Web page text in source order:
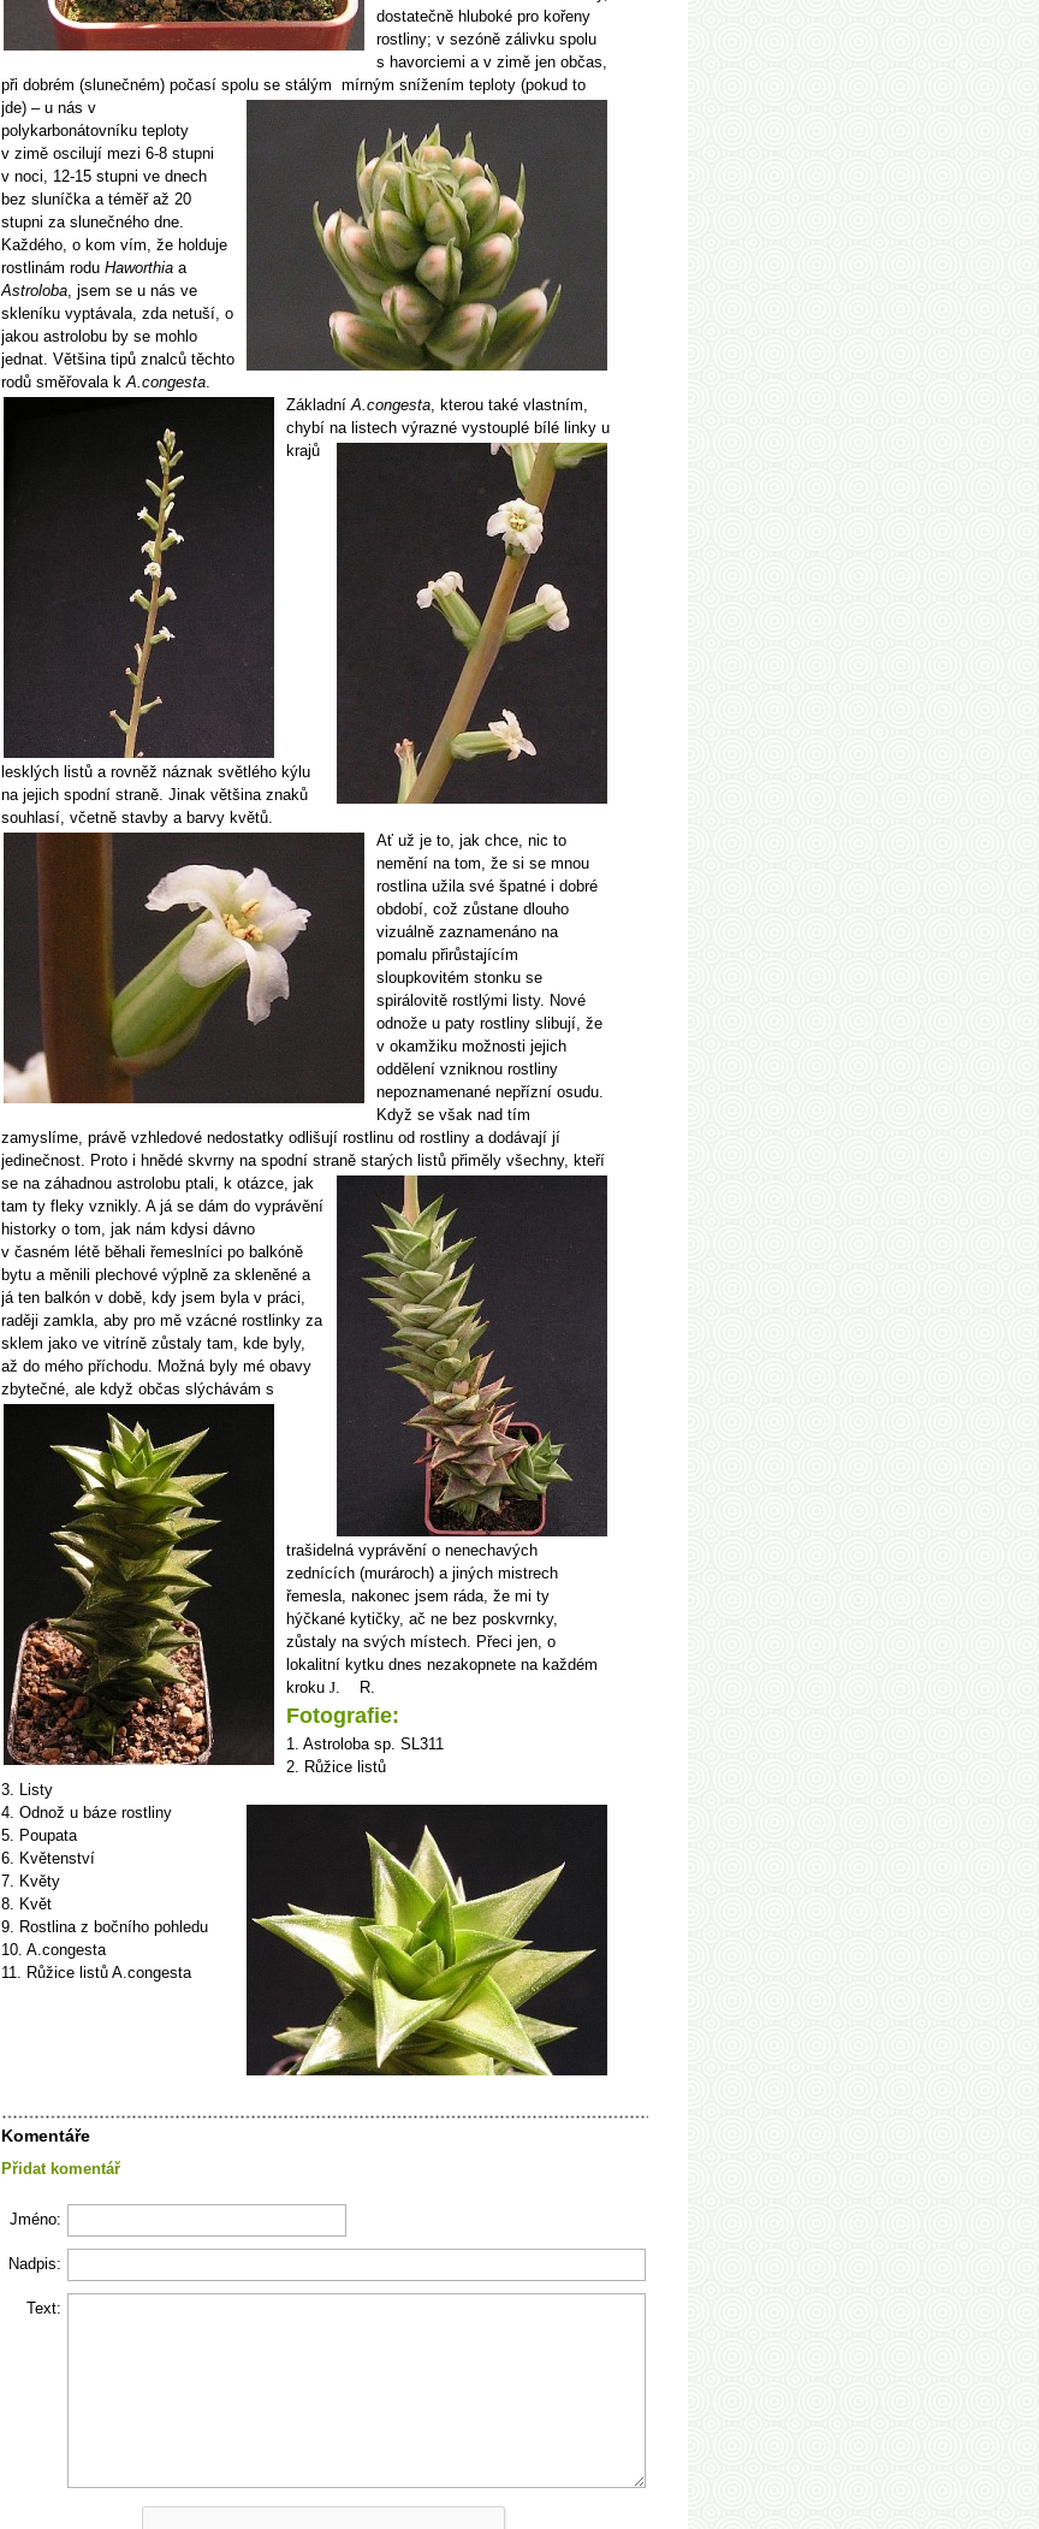
dostatečně hluboké pro kořeny
rostliny; v sezóně zálivku spolu
s havorciemi a v zimě jen občas,
při dobrém (slunečném) počasí spolu se stálým mírným snížením teploty (pokud to
jde) – u nás v
polykarbonátovníku teploty
v zimě oscilují mezi 6-8 stupni
v noci, 12-15 stupni ve dnech
bez sluníčka a téměř až 20
stupni za slunečného dne.
Každého, o kom vím, že holduje
rostlinám rodu Haworthia a
Astroloba, jsem se u nás ve
skleníku vyptávala, zda netuší, o
jakou astrolobu by se mohlo
jednat. Většina tipů znalců těchto
rodů směřovala kA.congesta.
ZákladníA.congesta, kterou také vlastním,
chybí na listech výrazné vystouplé bílé linky u
krajů
lesklých listů a rovněž náznak světlého kýlu
na jejich spodní straně. Jinak většina znaků
souhlasí, včetně stavby a barvy květů.
Ať už je to, jak chce, nic to
nemění na tom, že si se mnou
rostlina užila své špatné i dobré
období, což zůstane dlouho
vizuálně zaznamenáno na
pomalu přirůstajícím
sloupkovitém stonku se
spirálovitě rostlými listy. Nové
odnože u paty rostliny slibují, že
v okamžiku možnosti jejich
oddělení vzniknou rostliny
nepoznamenané nepřízní osudu.
Když se však nad tím
zamyslíme, právě vzhledové nedostatky odlišují rostlinu od rostliny a dodávají jí
jedinečnost. Proto i hnědé skvrny na spodní straně starých listů přiměly všechny, kteří
se na záhadnou astrolobu ptali, k otázce, jak
tam ty fleky vznikly. A já se dám do vyprávění
historky o tom, jak nám kdysi dávno
v časném létě běhali řemeslníci po balkóně
bytu a měnili plechové výplně za skleněné a
já ten balkón v době, kdy jsem byla v práci,
raději zamkla, aby pro mě vzácné rostlinky za
sklem jako ve vitríně zůstaly tam, kde byly,
až do mého příchodu. Možná byly mé obavy
zbytečné, ale když občas slýchávám s
trašidelná vyprávění o nenechavých
zednících (murároch) a jiných mistrech
řemesla, nakonec jsem ráda, že mi ty
hýčkané kytičky, ač ne bez poskvrnky,
zůstaly na svých místech. Přeci jen, o
lokalitní kytku dnes nezakopnete na každém
kroku J. R.
Fotografie:
1. Astroloba sp. SL311
2. Růžice listů
3. Listy
4. Odnož u báze rostliny
5. Poupata
6. Květenství
7. Květy
8. Květ
9. Rostlina z bočního pohledu
10. A.congesta
11. Růžice listů A.congesta
Komentáře
Přidat komentář
Jméno:
Nadpis:
Text: